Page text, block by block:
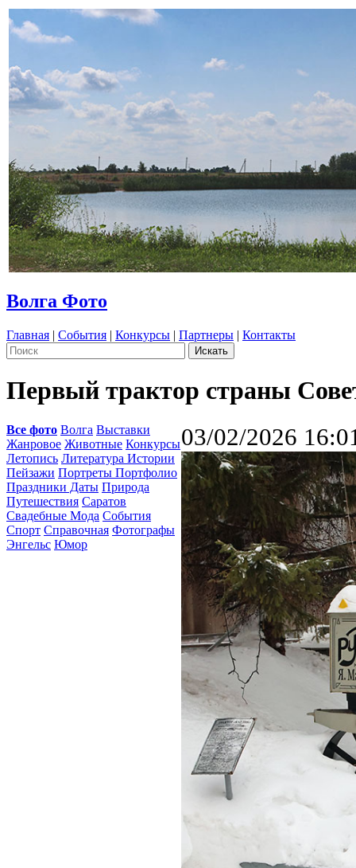
Волга Фото
Главная | События | Конкурсы | Партнеры | Контакты
Первый трактор страны
Все фото Волга Выставки
Жанровое Животные Конкурсы
Летопись Литература Истории
Пейзажи Портреты Портфолио
Праздники Даты Природа
Путешествия Саратов
Свадебные Мода События
Спорт Справочная Фотографы
Энгельс Юмор
03/02/2026